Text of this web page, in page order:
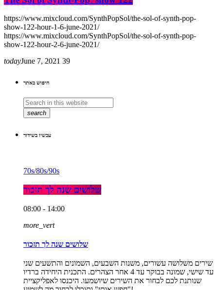
https://www.mixcloud.com/SynthPopSol/the-sol-of-synth-pop-
show-122-hour-1-6-june-2021/
https://www.mixcloud.com/SynthPopSol/the-sol-of-synth-pop-
show-122-hour-2-6-june-2021/
todayJune 7, 2021 39
חיפוש באתר
search
עכשיו בשידור
70s/80s/90s
שלושים שנה לך תזכור
08:00 - 14:00
more_vert
שלושים שנה לך תזכור
שירים משלושה עשורים, משנות השבעים, השמונים והתשעים שני
עד שישי, שמונה בבוקר עד 4 אחר הצהרים. התכנית היחידה ברדיו
שנותנת לכם לבחור את השירים שיושמעו. היכנסו לאפליקציית